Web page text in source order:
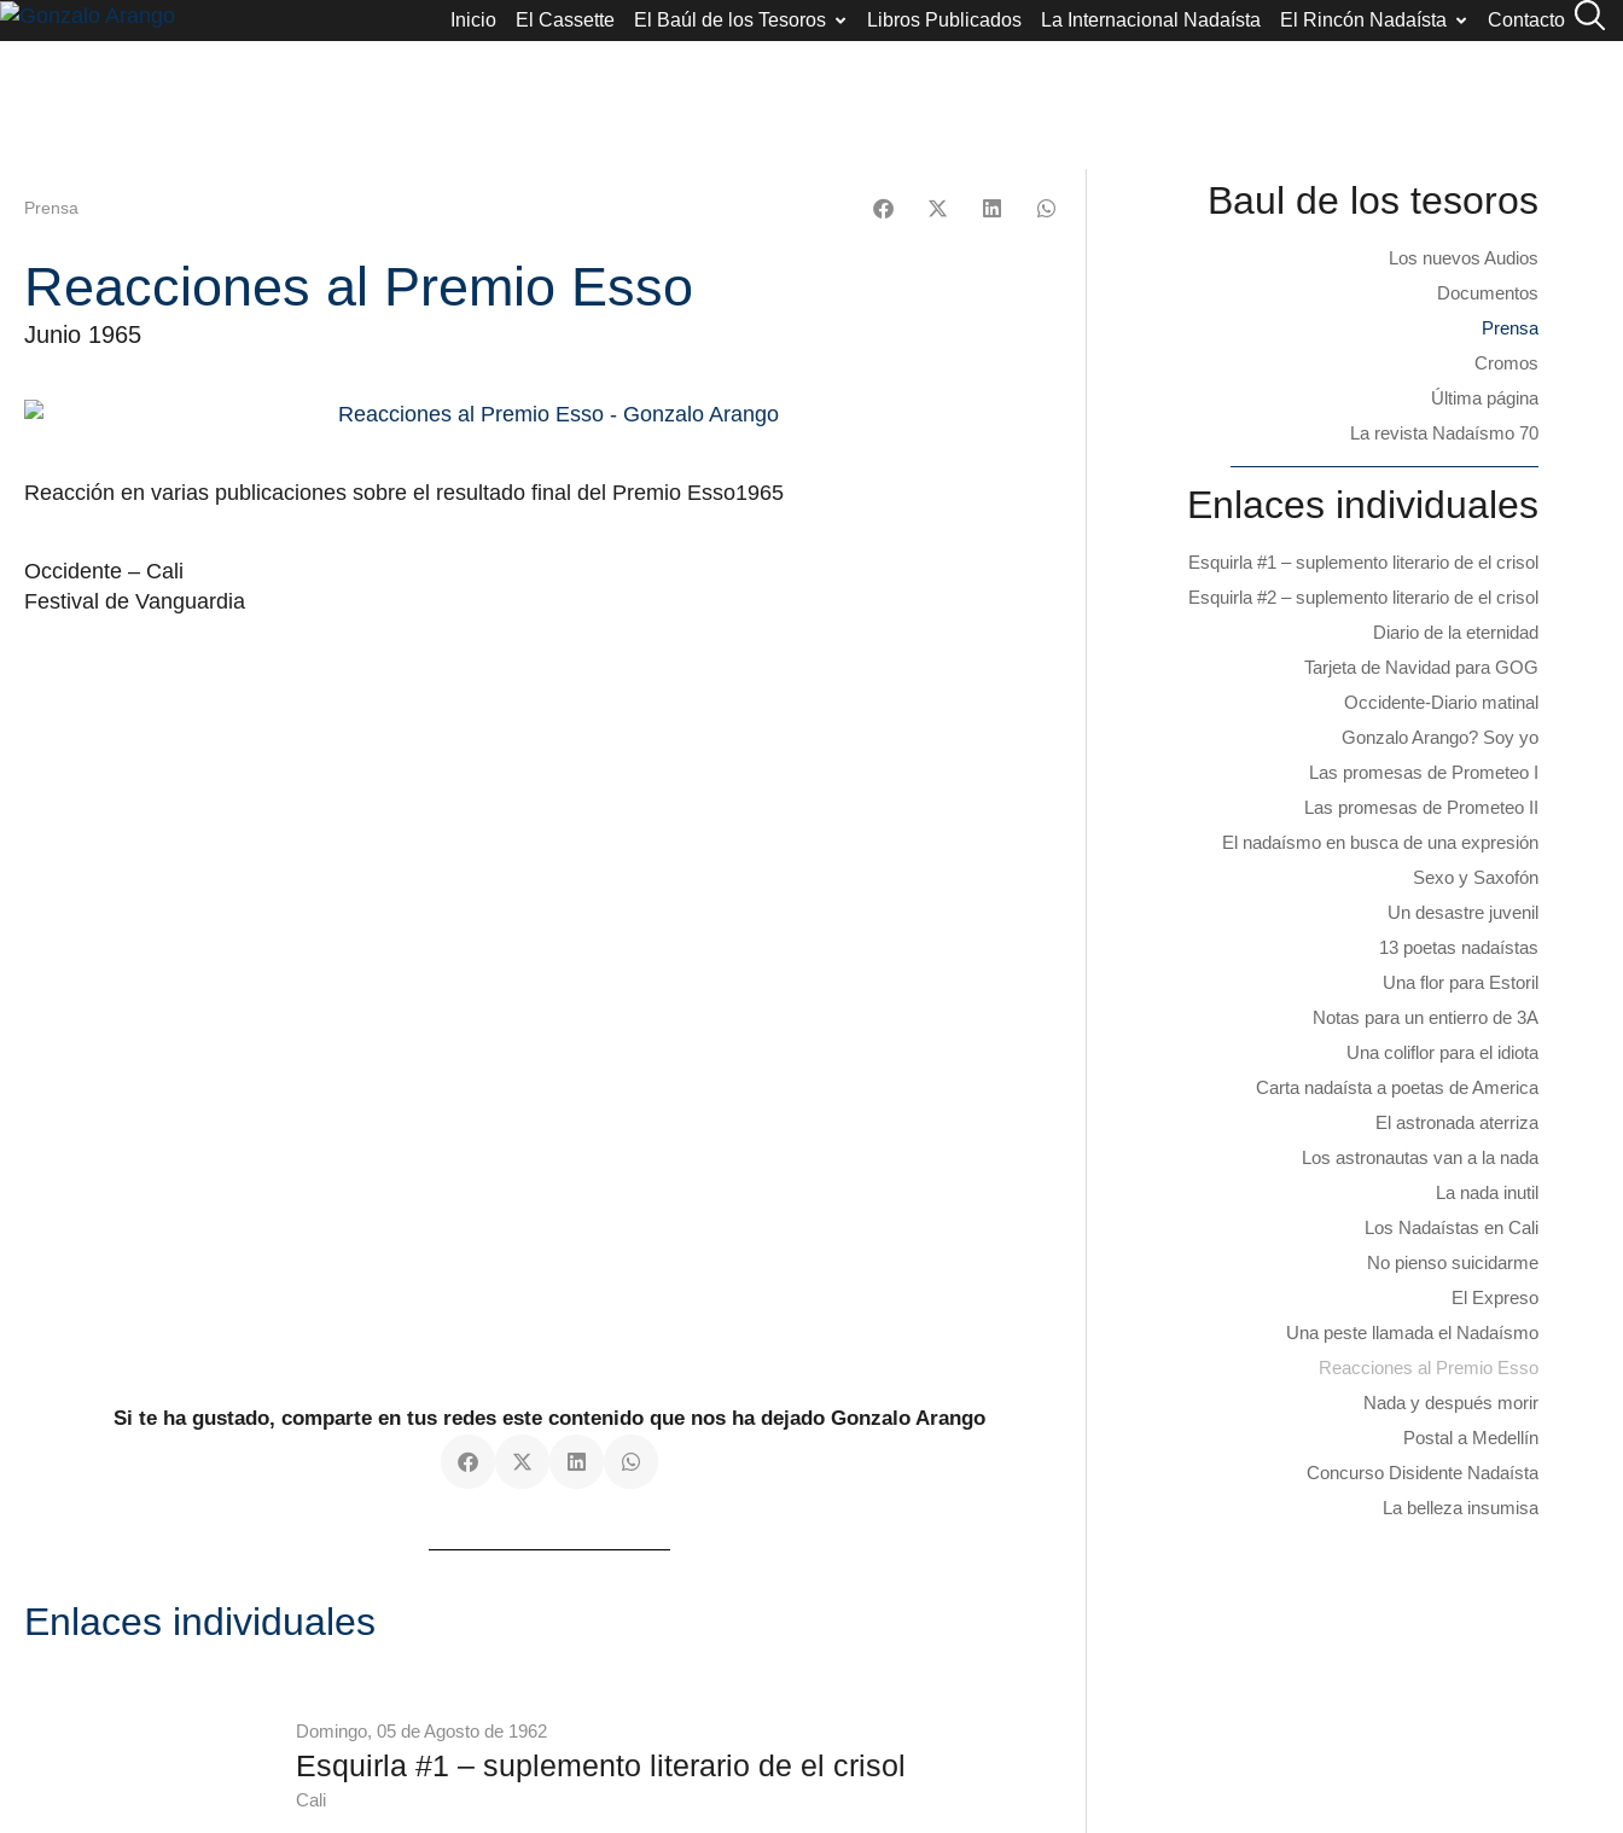
Inicio El Cassette El Baúl de los Tesoros Libros Publicados La Internacional Nadaísta El Rincón Nadaísta Contacto
Prensa
Reacciones al Premio Esso
Junio 1965
Reacción en varias publicaciones sobre el resultado final del Premio Esso1965
Occidente – Cali
Festival de Vanguardia
Si te ha gustado, comparte en tus redes este contenido que nos ha dejado Gonzalo Arango
Enlaces individuales
Domingo, 05 de Agosto de 1962
Esquirla #1 – suplemento literario de el crisol
Cali
Baul de los tesoros
Los nuevos Audios
Documentos
Prensa
Cromos
Última página
La revista Nadaísmo 70
Enlaces individuales
Esquirla #1 – suplemento literario de el crisol
Esquirla #2 – suplemento literario de el crisol
Diario de la eternidad
Tarjeta de Navidad para GOG
Occidente-Diario matinal
Gonzalo Arango? Soy yo
Las promesas de Prometeo I
Las promesas de Prometeo II
El nadaísmo en busca de una expresión
Sexo y Saxofón
Un desastre juvenil
13 poetas nadaístas
Una flor para Estoril
Notas para un entierro de 3A
Una coliflor para el idiota
Carta nadaísta a poetas de America
El astronada aterriza
Los astronautas van a la nada
La nada inutil
Los Nadaístas en Cali
No pienso suicidarme
El Expreso
Una peste llamada el Nadaísmo
Reacciones al Premio Esso
Nada y después morir
Postal a Medellín
Concurso Disidente Nadaísta
La belleza insumisa